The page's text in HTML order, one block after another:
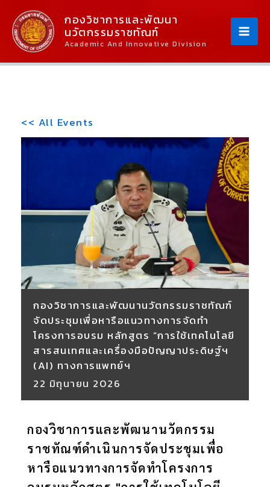
Content
Content
กองวิชาการและพัฒนา
นวัตกรรมราชทัณฑ์
Academic And Innovative Division
<< All Events
กองวิชาการและพัฒนานวัตกรรมราชทัณฑ์
จัดประชุมเพื่อหารือแนวทางการจัดทำ
โครงการอบรม หลักสูตร “การใช้เทคโนโลยี
สารสนเทศและเครื่องมือปัญญาประดิษฐ์ฯ
(AI) ทางการแพทย์ฯ
22 มิถุนายน 2026
กองวิชาการและพัฒนานวัตกรรม
ราชทัณฑ์ดำเนินการจัดประชุมเพื่อ
หารือแนวทางการจัดทำโครงการ